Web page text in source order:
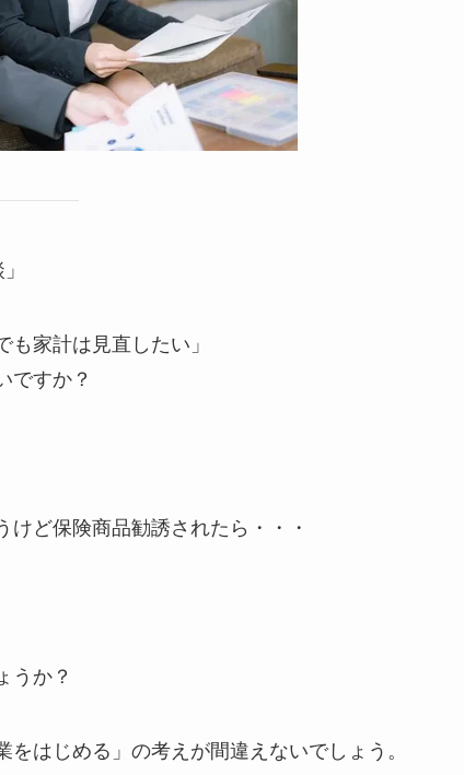
家計は見直したい」
ですか？
ど保険商品勧誘されたら・・・
うか？
はじめる」の考えが間違えないでしょう。